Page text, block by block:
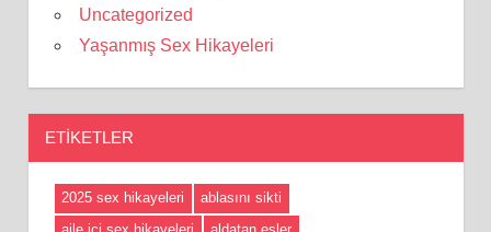
Uncategorized
Yaşanmış Sex Hikayeleri
ETIKETLER
2025 sex hikayeleri
ablasını sikti